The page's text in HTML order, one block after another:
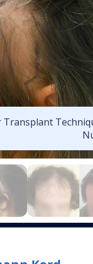
Transplant